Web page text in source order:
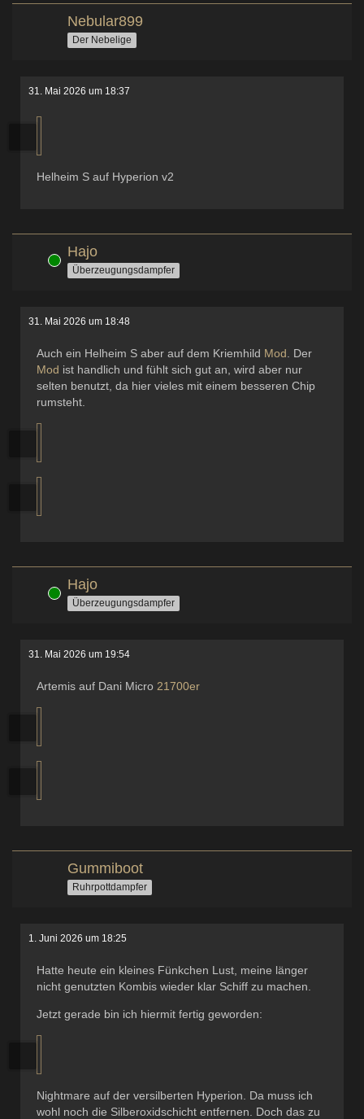
Nebular899
Der Nebelige
31. Mai 2026 um 18:37
Helheim S auf Hyperion v2
Online Hajo
Überzeugungsdampfer
31. Mai 2026 um 18:48
Auch ein Helheim S aber auf dem Kriemhild Mod . Der
Mod ist handlich und fühlt sich gut an, wird aber nur
selten benutzt, da hier vieles mit einem besseren Chip
rumsteht.
Online Hajo
Überzeugungsdampfer
31. Mai 2026 um 19:54
Artemis auf Dani Micro 21700er
Gummiboot
Ruhrpottdampfer
1. Juni 2026 um 18:25
Hatte heute ein kleines Fünkchen Lust, meine länger
nicht genutzten Kombis wieder klar Schiff zu machen.
Jetzt gerade bin ich hiermit fertig geworden:
Nightmare auf der versilberten Hyperion. Da muss ich
wohl noch die Silberoxidschicht entfernen. Doch das zu